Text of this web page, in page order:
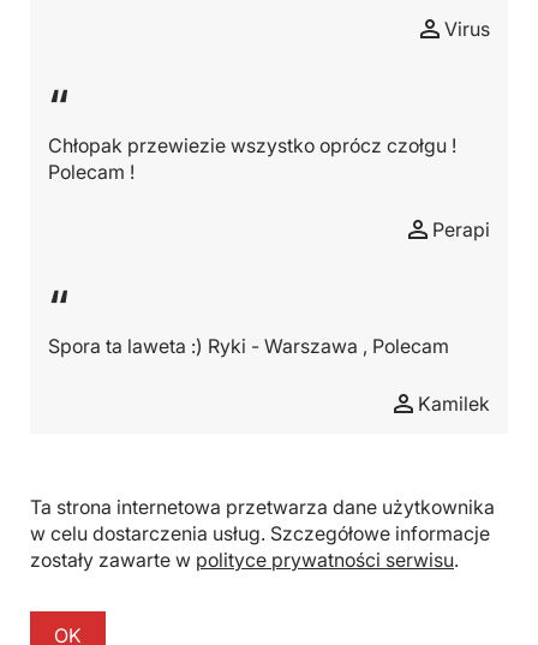
Virus
“
Chłopak przewiezie wszystko oprócz czołgu !
Polecam !
Perapi
“
Spora ta laweta :) Ryki - Warszawa , Polecam
Kamilek
Ta strona internetowa przetwarza dane użytkownika
w celu dostarczenia usług. Szczegółowe informacje
zostały zawarte w polityce prywatności serwisu.
OK
Wszelkie prawa zastrzeżone